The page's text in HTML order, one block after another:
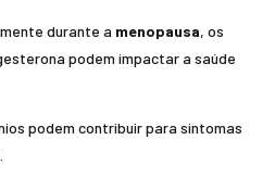
durante a menopausa, os
podem impactar a saúde
podem contribuir para sintomas